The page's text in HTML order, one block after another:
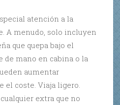
atención a la
A menudo, solo incluyen
que quepa bajo el
de mano en cabina o la
aumentar
el coste. Viaja ligero.
extra que no